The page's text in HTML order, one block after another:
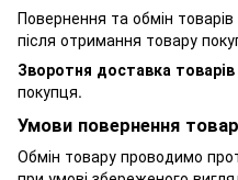
Повернення та обмін
після отримання товару
Зворотня доставка товарів
покупця.
Умови повернення
Обмін товару проводимо